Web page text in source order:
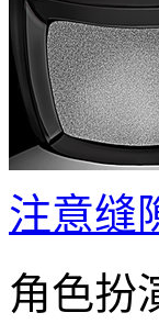
注意缝
角色扮